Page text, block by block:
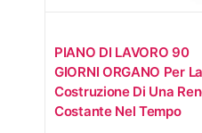
PIANO DI LAVORO 90
GIORNI ORGANO Per La
Costruzione Di Una
Costante Nel Tempo